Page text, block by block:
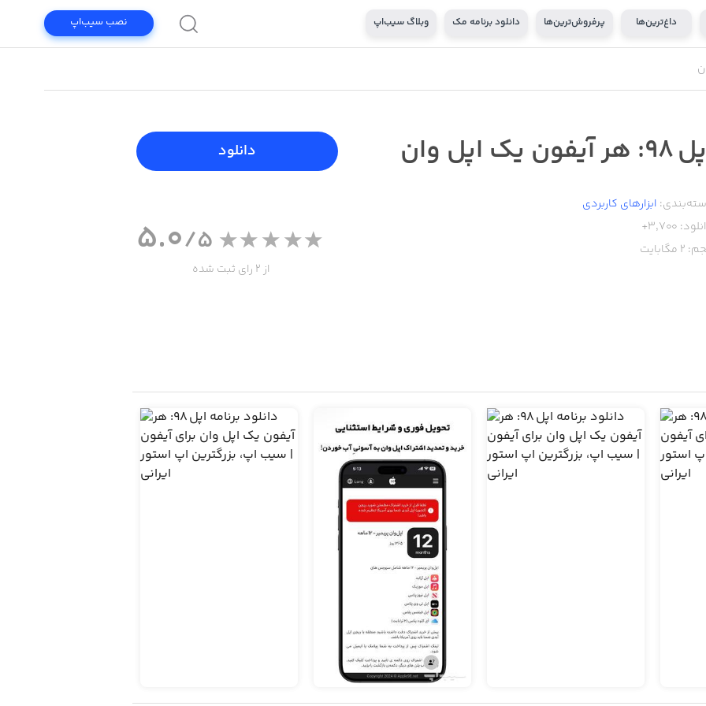
داغ‌ترین‌ها پرفروش‌ترین‌ها دانلود برنامه مک وبلاگ سیب‌اپ نصب سیب‌اپ
آیفون یک اپل وان
ابزار‌های کاربردی
3,700+
2 مگابایت
دانلود
5.0/5
از 2 رای ثبت شده